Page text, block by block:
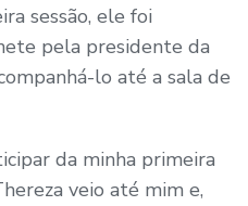
sessão, ele foi
pela presidente da
lo até a sala de
da minha primeira
veio até mim e,